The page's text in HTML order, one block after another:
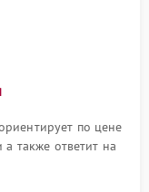
по цене
также ответит на